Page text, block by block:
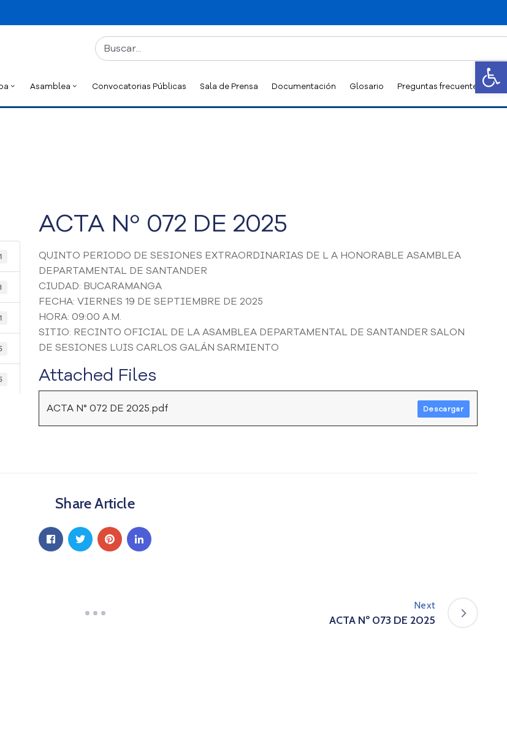
Asamblea Convocatorias Públicas Sala de Prensa Documentación Glosario Preguntas frecuentes
1
ACTA Nº 072 DE 2025
QUINTO PERIODO DE SESIONES EXTRAORDINARIAS DE L A HONORABLE ASAMBLEA
DEPARTAMENTAL DE SANTANDER
CIUDAD: BUCARAMANGA
FECHA: VIERNES 19 DE SEPTIEMBRE DE 2025
HORA: 09:00 A.M.
SITIO: RECINTO OFICIAL DE LA ASAMBLEA DEPARTAMENTAL DE SANTANDER SALON
DE SESIONES LUIS CARLOS GALÁN SARMIENTO
Attached Files
ACTA N° 072 DE 2025.pdf Descargar
Share Article
Next
ACTA Nº 073 DE 2025